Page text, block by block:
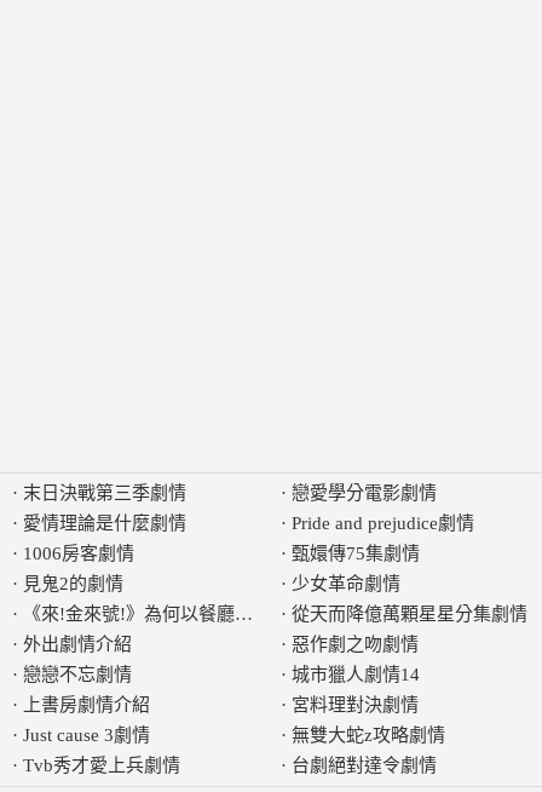
· 末日決戰第三季劇情
· 愛情理論是什麼劇情
· 1006房客劇情
· 見鬼2的劇情
·
《來!金來號!》為何以餐廳為主軸發展劇情
· 外出劇情介紹
· 戀戀不忘劇情
·
上書房劇情介紹
· Just cause 3劇情
· Tvb秀才愛上兵劇情
· 戀愛學分電影劇情
· Pride and prejudice劇情
· 甄嬛傳75集劇情
· 少女革命劇情
· 從天而降億萬顆星星分集劇情
· 惡作劇之吻劇情
· 城市獵人劇情14
· 宮料理對決劇情
· 無雙大蛇z攻略劇情
· 台劇絕對達令劇情